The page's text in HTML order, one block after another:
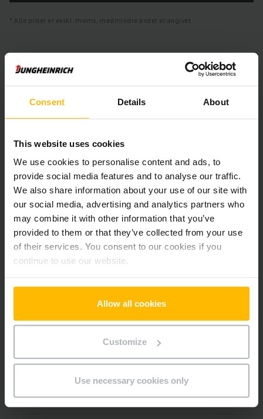
Consent Details About
This website uses cookies
We use cookies to personalise content and ads, to
provide social media features and to analyse our traffic.
We also share information about your use of our site with
our social media, advertising and analytics partners who
may combine it with other information that you’ve
provided to them or that they’ve collected from your use
of their services. You consent to our cookies if you
continue to use our website.
Allow all cookies
Customize
Use necessary cookies only
Alle priser er ekskl. moms, medmindre andet er angivet.
Produktinformation
Det følgende afsnit giver en omfattende oversigt over
køretøjets tekniske specifikationer og udstyr.
Teknisk information
Batteri Bly-syre, 24 V / 375 Ah
Oplader Ja, 24 V / 60 A
Batteriets renoveringsår 2026
År
Løftehøjde 5350 mm
Lastkapacitet 1400 kg
1276 h
Gaffellængde 1150 mm